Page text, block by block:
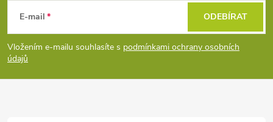
p
a
E-mail
Vložením e-mailu souhlasíte s podmínkami ochrany osobních
údajů
ODEBÍRAT